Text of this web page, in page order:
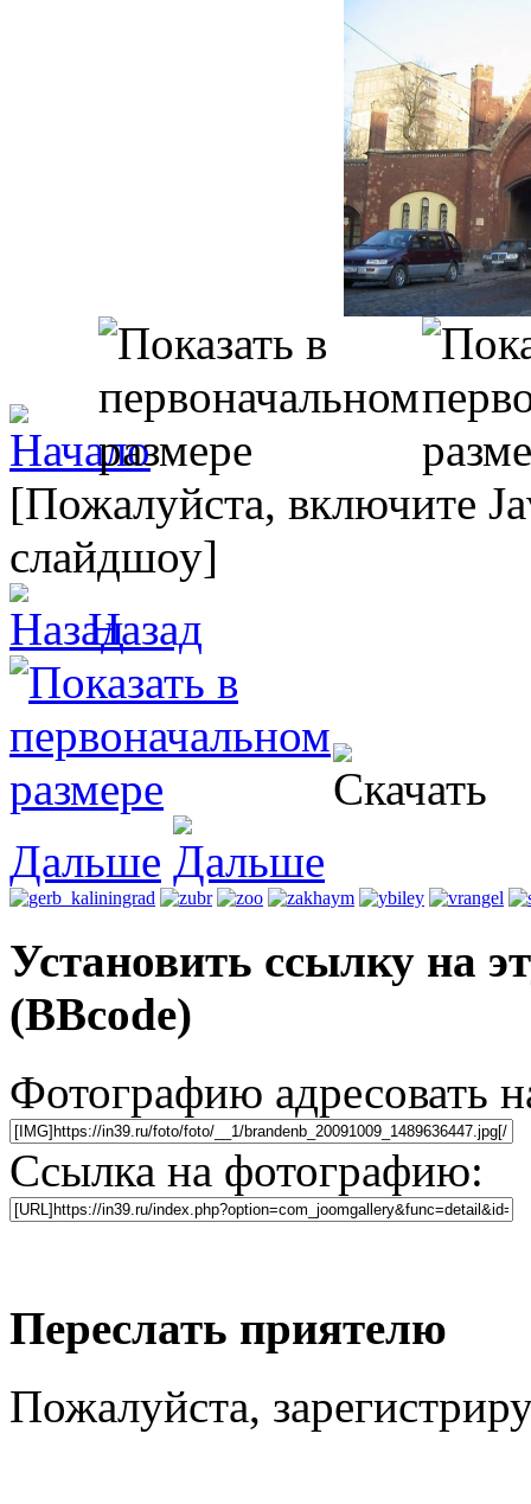
[Пожалуйста, включите
слайдшоу]
Назад
Дальше
Установить ссылку на
(BBcode)
Фотографию адресовать
Ссылка на фотографию:
Переслать приятелю
Пожалуйста,